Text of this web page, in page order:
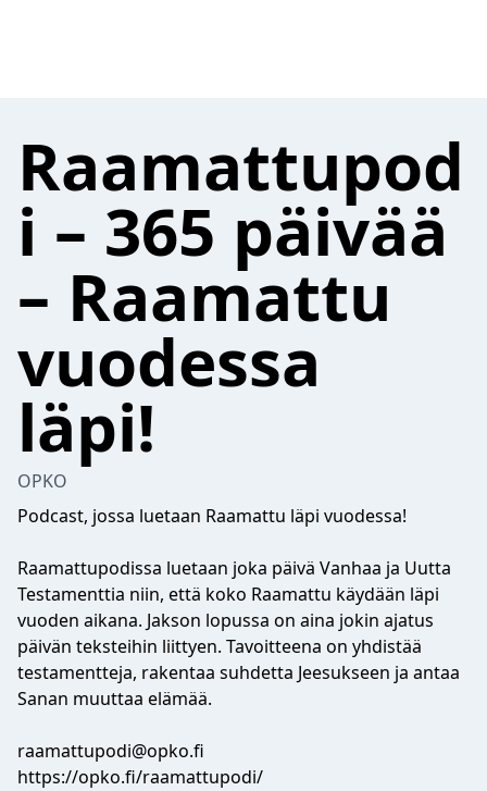
Raamattupod
i – 365 päivää
– Raamattu
vuodessa
läpi!
OPKO
Podcast, jossa luetaan Raamattu läpi vuodessa!
Raamattupodissa luetaan joka päivä Vanhaa ja Uutta
Testamenttia niin, että koko Raamattu käydään läpi
vuoden aikana. Jakson lopussa on aina jokin ajatus
päivän teksteihin liittyen. Tavoitteena on yhdistää
testamentteja, rakentaa suhdetta Jeesukseen ja antaa
Sanan muuttaa elämää.
raamattupodi@opko.fi
https://opko.fi/raamattupodi/